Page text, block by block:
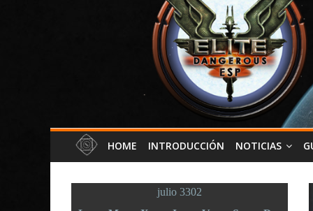
HOME INTRODUCCIÓN NOTICIAS
julio 3302